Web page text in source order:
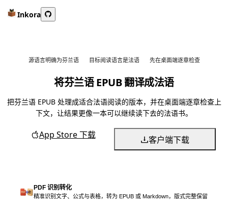
Inkora
源语言明确为芬兰语 目标阅读语言是法语 先在桌面端逐章检查
将芬兰语 EPUB 翻译成法语
把芬兰语 EPUB 处理成适合法语阅读的版本，并在桌面端逐章检查上
下文，让结果更像一本可以继续读下去的法语书。
App Store 下载 客户端下载
PDF 识别转化
精准识别文字、公式与表格，转为 EPUB 或 Markdown，版式完整保留